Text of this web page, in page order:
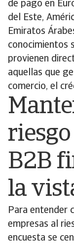
de pago en
del Este,
Emiratos
conocimientos
provienen
aquellas que
comercio, el
B2B
la
Para entender
empresas al
encuesta se